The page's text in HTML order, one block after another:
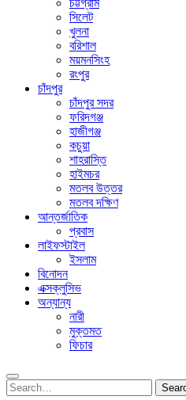
চট্টগ্রাম
সিলেট
খুলনা
বরিশাল
ময়মনসিংহ
রংপুর
চাঁদপুর
চাঁদপুর সদর
ফরিদগঞ্জ
হাজীগঞ্জ
কচুয়া
শাহরাস্তি
হাইমচর
মতলব উত্তর
মতলব দক্ষিণ
আন্তর্জাতিক
প্রবাস
লাইফস্টাইল
ইসলাম
বিনোদন
এক্সক্লুসিভ
অন্যান্য
নারী
মুক্তমত
ফিচার
Search
for:
Search